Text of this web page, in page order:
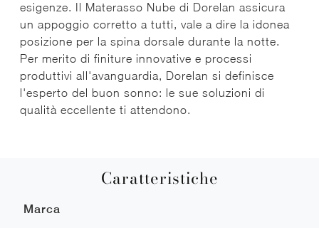
esigenze. Il Materasso Nube di Dorelan assicura
un appoggio corretto a tutti, vale a dire la idonea
posizione per la spina dorsale durante la notte.
Per merito di finiture innovative e processi
produttivi all'avanguardia, Dorelan si definisce
l'esperto del buon sonno: le sue soluzioni di
qualità eccellente ti attendono.
Caratteristiche
Marca